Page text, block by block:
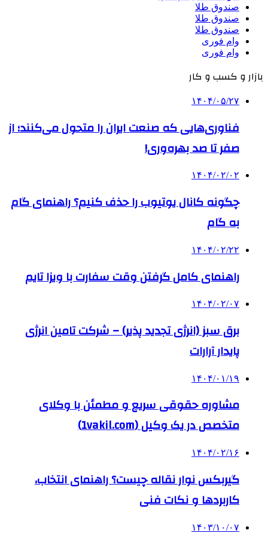
صندوق طلا
صندوق طلا
صندوق طلا
وام فوری
وام فوری
بازار و کسب و کار
۱۴۰۴/۰۵/۲۷
فناوری‌هایی که صنعت ایران را متحول می‌کنند؛ از
صفر تا صد بهره‌وری!
۱۴۰۴/۰۲/۰۲
چگونه کانال یوتیوب را حذف کنیم؟ راهنمای گام
‌به‌ گام
۱۴۰۴/۰۲/۲۲
راهنمای کامل گرفتن وقت سفارت با ویزا تایم
۱۴۰۴/۰۲/۰۷
برق سبز (انرژی تجدید پذیر) – شرکت تامین انرژی
پایدار آرارات
۱۴۰۴/۰۱/۱۹
مشاوره حقوقی سریع و مطمئن با وکلای
متخصص در یک وکیل (1vakil.com)
۱۴۰۴/۰۲/۱۶
گیربکس نوار نقاله چیست؟ راهنمای انتخاب،
کاربردها و نکات فنی
۱۴۰۳/۱۰/۰۷